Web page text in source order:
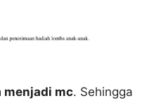
menjadi mc. Sehingga